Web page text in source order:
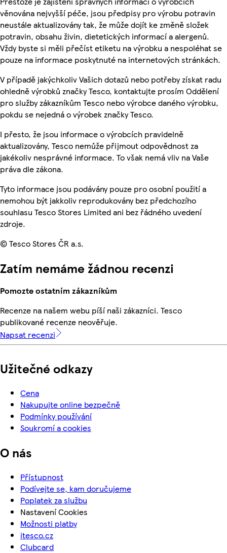
věnována nejvyšší péče, jsou předpisy pro výrobu potravin
neustále aktualizovány tak, že může dojít ke změně složek
potravin, obsahu živin, dietetických informací a alergenů.
Vždy byste si měli přečíst etiketu na výrobku a nespoléhat se
pouze na informace poskytnuté na internetových stránkách.
V případě jakýchkoliv Vašich dotazů nebo potřeby získat radu
ohledně výrobků značky Tesco, kontaktujte prosím Oddělení
pro služby zákazníkům Tesco nebo výrobce daného výrobku,
pokdu se nejedná o výrobek značky Tesco.
I přesto, že jsou informace o výrobcích pravidelně
aktualizovány, Tesco nemůže přijmout odpovědnost za
jakékoliv nesprávné informace. To však nemá vliv na Vaše
práva dle zákona.
Tyto informace jsou podávány pouze pro osobní použití a
nemohou být jakkoliv reprodukovány bez předchozího
souhlasu Tesco Stores Limited ani bez řádného uvedení
zdroje.
© Tesco Stores ČR a.s.
Zatím nemáme žádnou recenzi
Pomozte ostatním zákazníkům
Recenze na našem webu píší naši zákazníci. Tesco
publikované recenze neověřuje.
Napsat recenzi
Užitečné odkazy
Cena
Nakupujte online bezpečně
Podmínky používání
Soukromí a cookies
O nás
Přístupnost
Podívejte se, kam doručujeme
Poplatek za službu
Nastavení Cookies
Možnosti platby
itesco.cz
Clubcard